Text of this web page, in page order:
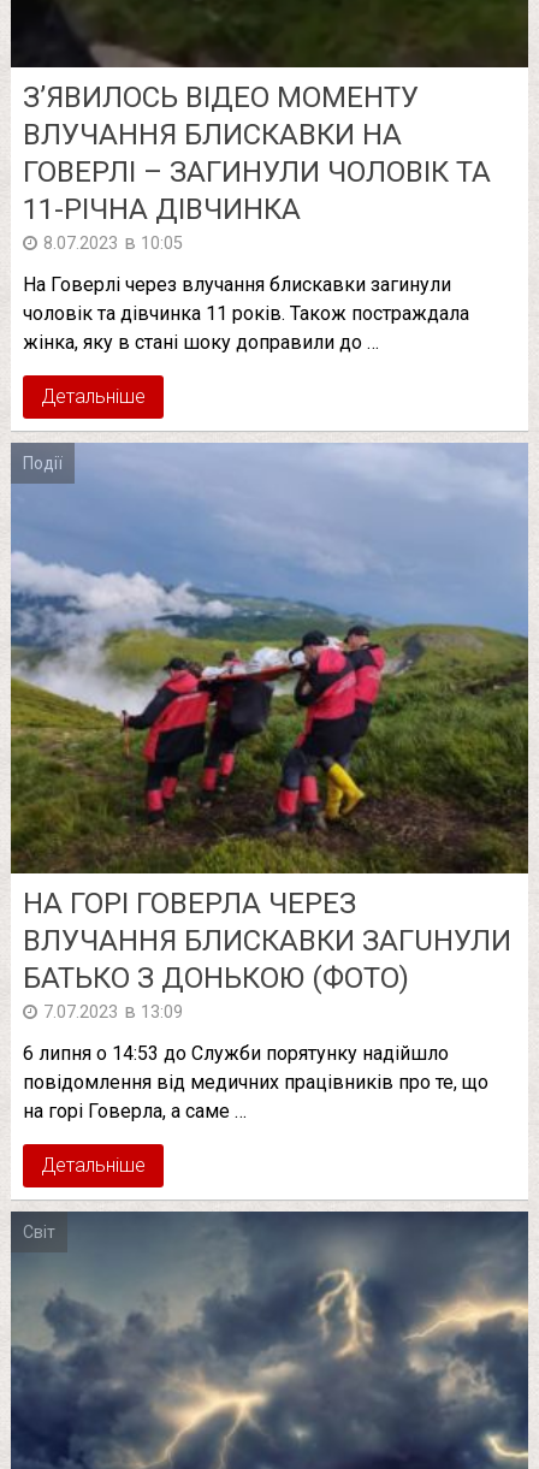
З’ЯВИЛОСЬ ВІДЕО МОМЕНТУ
ВЛУЧАННЯ БЛИСКАВКИ НА
ГОВЕРЛІ – ЗАГИНУЛИ ЧОЛОВІК ТА
11-РІЧНА ДІВЧИНКА
8.07.2023 в 10:05
На Говерлі через влучання блискавки загинули
чоловік та дівчинка 11 років. Також постраждала
жінка, яку в стані шоку доправили до …
Детальніше
Події
НА ГОРІ ГОВЕРЛА ЧЕРЕЗ
ВЛУЧАННЯ БЛИСКАВКИ ЗAГUНУЛИ
БАТЬКО З ДОНЬКОЮ (ФОТО)
7.07.2023 в 13:09
6 липня о 14:53 до Служби порятунку надійшло
повідомлення від медичних працівників про те, що
на горі Говерла, а саме …
Детальніше
Світ